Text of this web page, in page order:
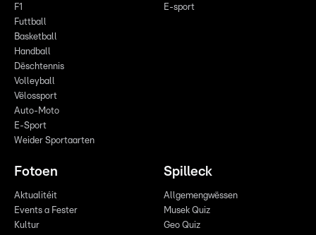
F1
Futtball
Basketball
Handball
Dëschtennis
Volleyball
Vëlossport
Auto-Moto
E-Sport
Weider Sportaarten
E-sport
Fotoen
Aktualitéit
Events a Fester
Kultur
Spilleck
Allgemengwëssen
Musek Quiz
Geo Quiz